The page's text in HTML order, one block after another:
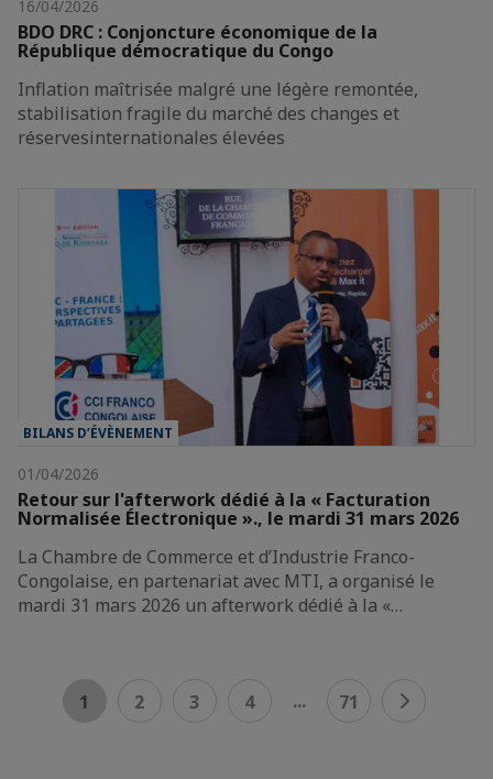
16/04/2026
BDO DRC : Conjoncture économique de la
République démocratique du Congo
Inflation maîtrisée malgré une légère remontée,
stabilisation fragile du marché des changes et
réservesinternationales élevées
BILANS D’ÉVÈNEMENT
01/04/2026
Retour sur l'afterwork dédié à la « Facturation
Normalisée Électronique »., le mardi 31 mars 2026
La Chambre de Commerce et d’Industrie Franco-
Congolaise, en partenariat avec MTI, a organisé le
mardi 31 mars 2026 un afterwork dédié à la «…
1 2 3 4 ... 71